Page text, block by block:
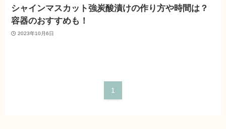
シャインマスカット強炭酸漬けの作り方や時間は？
容器のおすすめも！
2023年10月6日
1